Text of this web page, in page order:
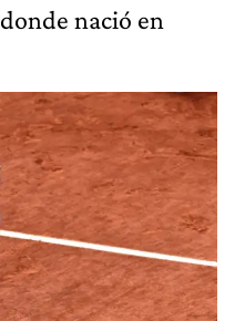
donde nació en